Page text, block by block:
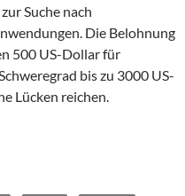
Suche nach
Die Belohnung
500 US-Dollar für
bis zu 3000 US-
Lücken reichen.